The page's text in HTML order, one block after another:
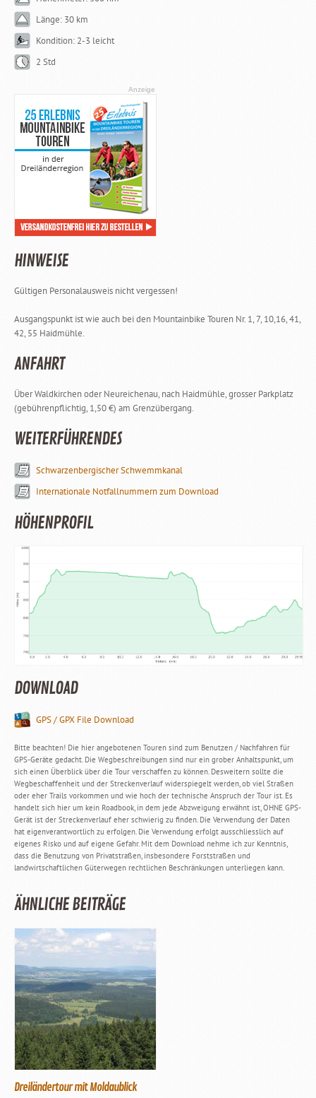
Länge: 30 km
Kondition: 2-3 leicht
2 Std
Anzeige
HINWEISE
Gültigen Personalausweis nicht vergessen!
Ausgangspunkt ist wie auch bei den Mountainbike Touren Nr. 1, 7, 10,16, 41,
42, 55 Haidmühle.
ANFAHRT
Über Waldkirchen oder Neureichenau, nach Haidmühle, grosser Parkplatz
(gebührenpflichtig, 1,50 €) am Grenzübergang.
WEITERFÜHRENDES
Schwarzenbergischer Schwemmkanal
Internationale Notfallnummern zum Download
HÖHENPROFIL
DOWNLOAD
GPS / GPX File Download
Bitte beachten! Die hier angebotenen Touren sind zum Benutzen / Nachfahren für
GPS-Geräte gedacht. Die Wegbeschreibungen sind nur ein grober Anhaltspunkt, um
sich einen Überblick über die Tour verschaffen zu können. Desweitern sollte die
Wegbeschaffenheit und der Streckenverlauf widerspiegelt werden, ob viel Straßen
oder eher Trails vorkommen und wie hoch der technische Anspruch der Tour ist. Es
handelt sich hier um kein Roadbook, in dem jede Abzweigung erwähnt ist, OHNE GPS-
Gerät ist der Streckenverlauf eher schwierig zu finden. Die Verwendung der Daten
hat eigenverantwortlich zu erfolgen. Die Verwendung erfolgt ausschliesslich auf
eigenes Risko und auf eigene Gefahr. Mit dem Download nehme ich zur Kenntnis,
dass die Benutzung von Privatstraßen, insbesondere Forststraßen und
landwirtschaftlichen Güterwegen rechtlichen Beschränkungen unterliegen kann.
ÄHNLICHE BEITRÄGE
Dreiländertour mit Moldaublick